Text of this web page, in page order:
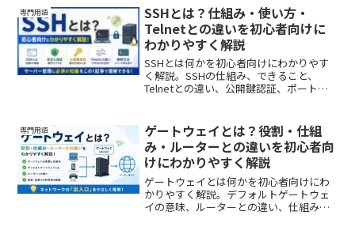
きます。
専門用語
SSHとは？仕組み・使い方・
Telnetとの違いを初心者向けに
わかりやすく解説
SSHとは何かを初心者向けにわかりやす
く解説。SSHの仕組み、できること、
Telnetとの違い、公開鍵認証、ポート番
専門用語
ゲートウェイとは？役割・仕組
み・ルーターとの違いを初心者向
けにわかりやすく解説
ゲートウェイとは何かを初心者向けにわ
かりやすく解説。デフォルトゲートウェ
イの意味、ルーターとの違い、仕組み、